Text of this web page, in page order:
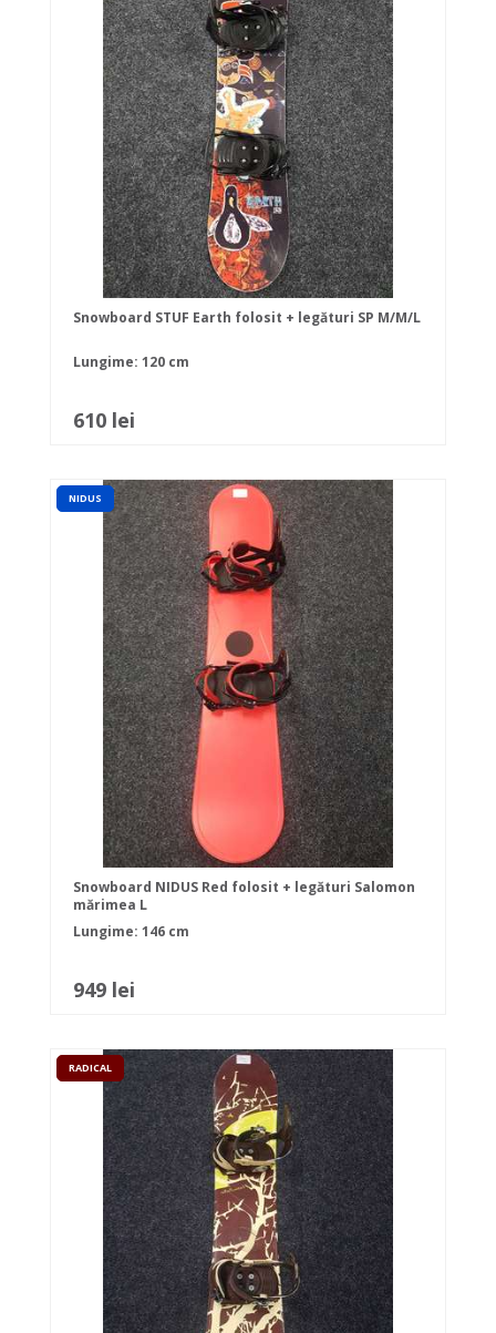
Snowboard STUF Earth folosit + legături SP M/M/L
Lungime: 120 cm
610 lei
NIDUS
Snowboard NIDUS Red folosit + legături Salomon
mărimea L
Lungime: 146 cm
949 lei
RADICAL